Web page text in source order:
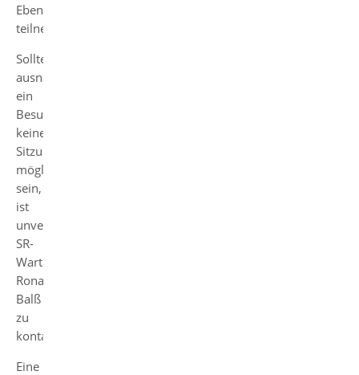
Ebene
teilnehmen.
Sollte
ausnahmsweise
ein
Besuch
keiner
Sitzung
möglich
sein,
ist
unverzüglich
SR-
Wart
Ronald
Balß
zu
kontaktieren.
Eine